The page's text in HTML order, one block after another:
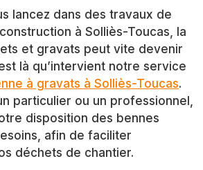
lancez dans des travaux de
à Solliès-Toucas, la
et gravats peut vite devenir
là qu’intervient notre service
à gravats à Solliès-Toucas.
particulier ou un professionnel,
disposition des bennes
afin de faciliter
déchets de chantier.